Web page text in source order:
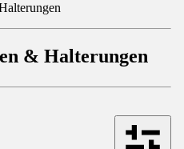
& Halterungen